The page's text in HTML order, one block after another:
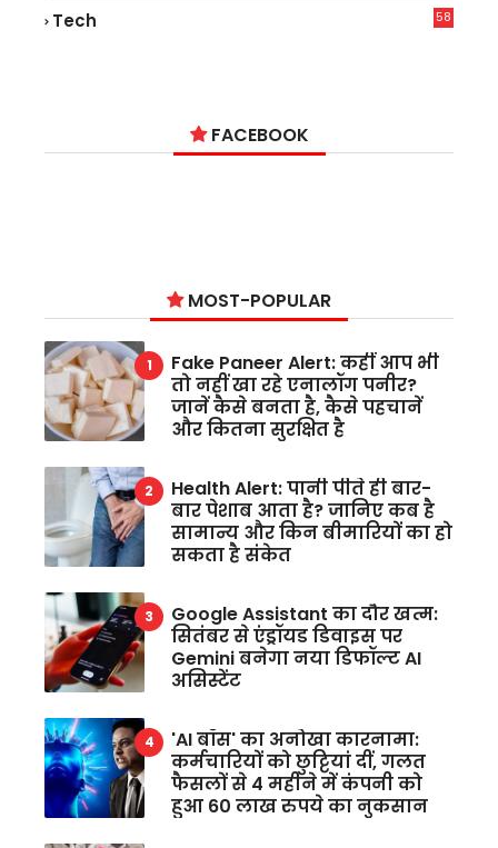
Tech
58
FACEBOOK
MOST-POPULAR
Fake Paneer Alert: कहीं आप भी
तो नहीं खा रहे एनालॉग पनीर?
जानें कैसे बनता है, कैसे पहचानें
और कितना सुरक्षित है
Health Alert: पानी पीते ही बार-
बार पेशाब आता है? जानिए कब है
सामान्य और किन बीमारियों का हो
सकता है संकेत
Google Assistant का दौर खत्म:
सितंबर से एंड्रॉयड डिवाइस पर
Gemini बनेगा नया डिफॉल्ट AI
असिस्टेंट
'AI बॉस' का अनोखा कारनामा:
कर्मचारियों को छुट्टियां दीं, गलत
फैसलों से 4 महीने में कंपनी को
हुआ 60 लाख रुपये का नुकसान